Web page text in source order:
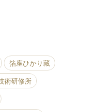
箔座ひかり藏
術研修所